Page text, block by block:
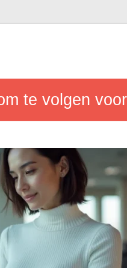
te volgen